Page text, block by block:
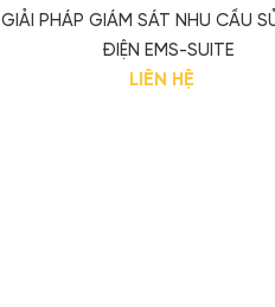
GIẢI PHÁP GIÁM SÁT NHU CẦU
ĐIỆN EMS-SUITE
LIÊN HỆ